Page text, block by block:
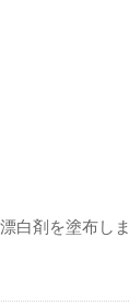
白剤を塗布しま